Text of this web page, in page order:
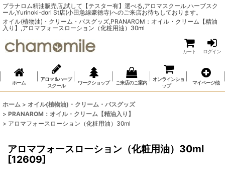
プラナロム精油販売店,試して【テスター有】選べる,アロマスクール,ハーブスク
ール,Yurinoki-dori St店(小田急線豪徳寺)へのご来店お待ちしております。
オイル(植物油)・クリーム・バスグッズ,PRANAROM：オイル・クリーム【精油
入り】,アロマフォースローション（化粧用油）30ml
カート ログイン
ホーム
アロマ＆ハーブ
スクール
ワークショップ ご来店のご案内
オンラインショ
ップ
マイページ他
ホーム > オイル(植物油)・クリーム・バスグッズ
> PRANAROM：オイル・クリーム【精油入り】
> アロマフォースローション（化粧用油）30ml
アロマフォースローション（化粧用油）30ml
[12609]